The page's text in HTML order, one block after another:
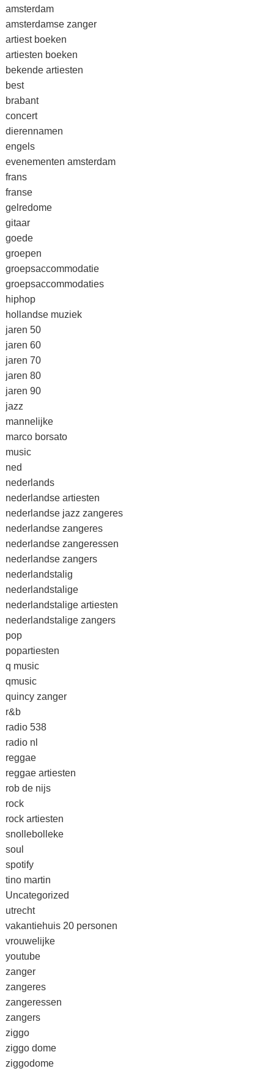
amsterdam
amsterdamse zanger
artiest boeken
artiesten boeken
bekende artiesten
best
brabant
concert
dierennamen
engels
evenementen amsterdam
frans
franse
gelredome
gitaar
goede
groepen
groepsaccommodatie
groepsaccommodaties
hiphop
hollandse muziek
jaren 50
jaren 60
jaren 70
jaren 80
jaren 90
jazz
mannelijke
marco borsato
music
ned
nederlands
nederlandse artiesten
nederlandse jazz zangeres
nederlandse zangeres
nederlandse zangeressen
nederlandse zangers
nederlandstalig
nederlandstalige
nederlandstalige artiesten
nederlandstalige zangers
pop
popartiesten
q music
qmusic
quincy zanger
r&b
radio 538
radio nl
reggae
reggae artiesten
rob de nijs
rock
rock artiesten
snollebolleke
soul
spotify
tino martin
Uncategorized
utrecht
vakantiehuis 20 personen
vrouwelijke
youtube
zanger
zangeres
zangeressen
zangers
ziggo
ziggo dome
ziggodome